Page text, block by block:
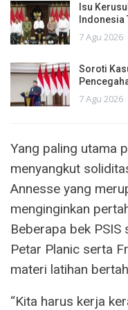
Isu
Indonesia
7 Agu 2026
Soroti
7 Agu 2026
Yang paling utama
menyangkut
Annesse yang
menginginkan
Beberapa bek
Petar Planic serta
materi latihan
“Kita harus kerja